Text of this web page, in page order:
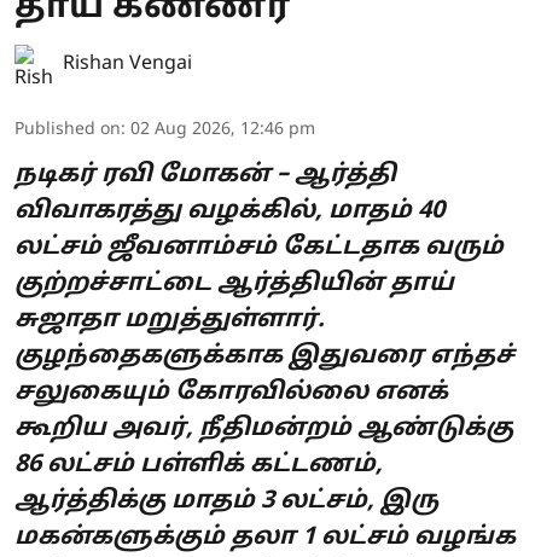
Rishan Vengai
Published on: 02 Aug 2026, 12:46 pm
நடிகர் ரவி மோகன் – ஆர்த்தி
விவாகரத்து வழக்கில், மாதம் 40
லட்சம் ஜீவனாம்சம் கேட்டதாக வரும்
குற்றச்சாட்டை ஆர்த்தியின் தாய்
சுஜாதா மறுத்துள்ளார்.
குழந்தைகளுக்காக இதுவரை எந்தச்
சலுகையும் கோரவில்லை எனக்
கூறிய அவர், நீதிமன்றம் ஆண்டுக்கு
86 லட்சம் பள்ளிக் கட்டணம்,
ஆர்த்திக்கு மாதம் 3 லட்சம், இரு
மகன்களுக்கும் தலா 1 லட்சம் வழங்க